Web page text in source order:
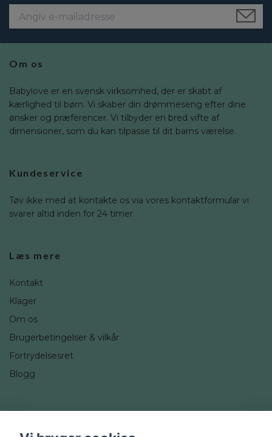
Om os
Babylove er en svensk virksomhed, der er skabt af
kærlighed til børn. Vi skaber din drømmeseng efter dine
ønsker og præferencer. Vi tilbyder en bred vifte af
dimensioner, som du kan tilpasse til dit barns værelse.
Kundeservice
Tøv ikke med at kontakte os via vores kontaktformular vi
svarer altid inden for 24 timer.
Læs mere
Kontakt
Klager
Om os
Brugerbetingelser & vilkår
Fortrydelsesret
Blogg